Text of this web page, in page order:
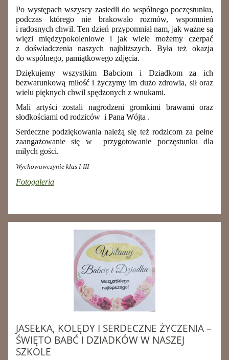
Po występach wszyscy zasiedli do wspólnego poczęstunku,
podczas którego nie brakowało rozmów, wspomnień
i radosnych chwil. Ten dzień przypomniał nam, jak ważne są
więzi międzypokoleniowe i jak wiele możemy czerpać
z doświadczenia naszych najbliższych. Była też okazja
do wspólnego, pamiątkowego zdjęcia.
Dziękujemy wszystkim Babciom i Dziadkom za ich
bezwarunkową miłość i życzymy im dużo zdrowia, sił oraz
wielu pięknych chwil spędzonych z wnukami.
Mali artyści zostali nagrodzeni gromkimi brawami oraz
słodkościami od rodziców i Pana Wójta .
Serdeczne podziękowania należą się też rodzicom za pełne
zaangażowanie się w przygotowanie poczęstunku dla
miłych gości.
Wychowawczynie klas I-III
Fotogaleria
JASEŁKA, KOLĘDY I SERDECZNE ŻYCZENIA –
ŚWIĘTO BABĆ I DZIADKÓW W NASZEJ
SZKOLE